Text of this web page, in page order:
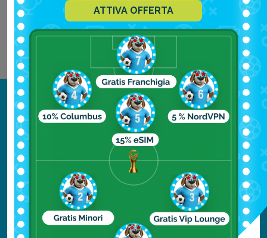
Continua a leggere
Destinazioni
AFRICA
ATTIVA OFFERTA